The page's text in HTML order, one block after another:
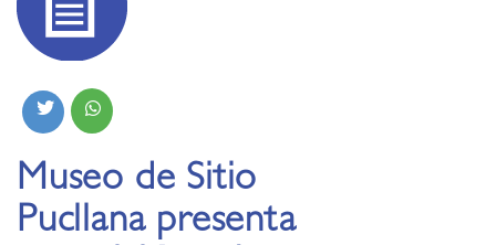
Museo de Sitio
Pucllana presenta